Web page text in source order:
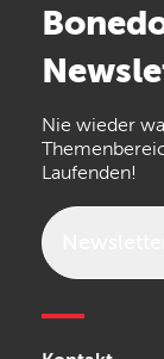
Arturia
the t.bone
Walrus
Nie wieder
Laufenden!